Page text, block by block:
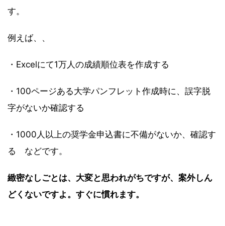
す。
例えば、、
・Excelにて1万人の成績順位表を作成する
・100ページある大学パンフレット作成時に、誤字脱
字がないか確認する
・1000人以上の奨学金申込書に不備がないか、確認す
る などです。
緻密なしごとは、大変と思われがちですが、案外しん
どくないですよ。すぐに慣れます。